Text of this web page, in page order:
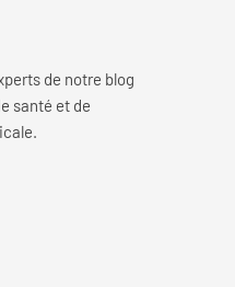
de notre blog
santé et de